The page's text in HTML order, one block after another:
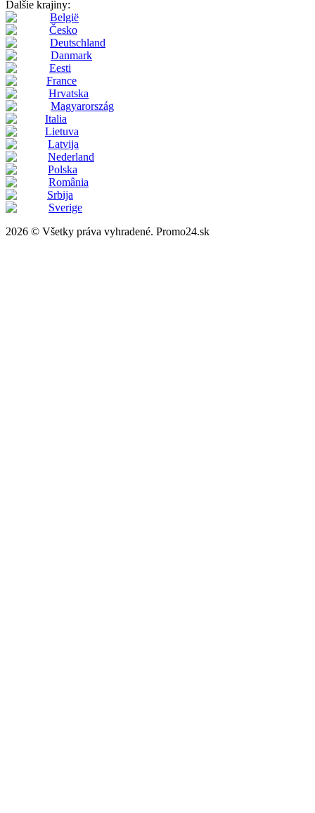
Ďalšie krajiny:
België
Česko
Deutschland
Danmark
Eesti
France
Hrvatska
Magyarország
Italia
Lietuva
Latvija
Nederland
Polska
România
Srbija
Sverige
2026 © Všetky práva vyhradené. Promo24.sk